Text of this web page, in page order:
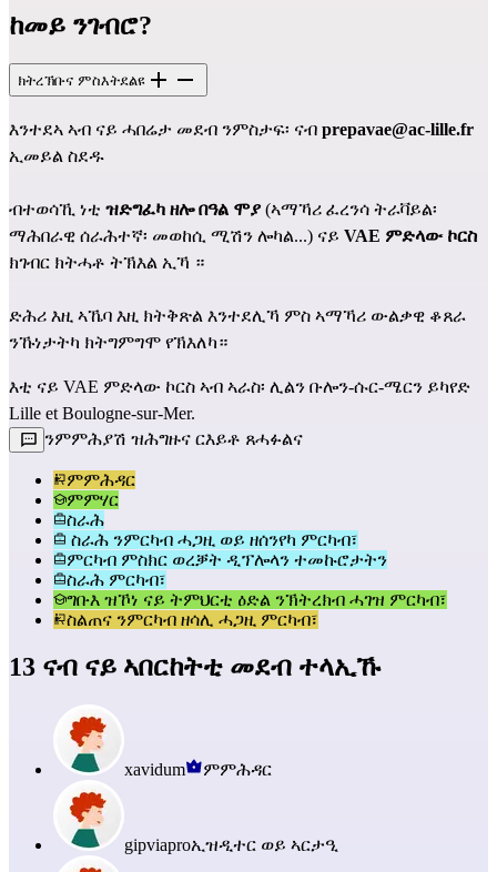
ከመይ ንገብሮ?
ክትረኽቡና ምስእትደልዩ
እንተደኣ ኣብ ናይ ሓበሬታ መደብ ንምስታፍ፡ ናብ prepavae@ac-lille.fr
ኢመይል ስደዱ
ብተወሳኺ ነቲ ዝድግፈካ ዘሎ በዓል ሞያ (ኣማኻሪ ፈረንሳ ትራቫይል፡
ማሕበራዊ ሰራሕተኛ፡ መወከሲ ሚሽን ሎካል...) ናይ VAE ምድላው ኮርስ
ክገብር ክትሓቶ ትኽእል ኢኻ ።
ድሕሪ እዚ ኣኼባ እዚ ክትቅጽል እንተደሊኻ ምስ ኣማኻሪ ውልቃዊ ቆጸራ
ንኹነታትካ ክትግምግሞ የኽእለካ።
እቲ ናይ VAE ምድላው ኮርስ ኣብ ኣራስ፡ ሊልን ቡሎን-ሱር-ሜርን ይካየድ
Lille et Boulogne‑sur‑Mer.
ንምምሕያሽ ዝሕግዙና ርእይቶ ጸሓፉልና
ምምሕዳር
ምምሃር
ስራሕ
ስራሕ ንምርካብ ሓጋዚ ወይ ዘሰንየካ ምርካብ፣
ምርካብ ምስክር ወረቓት ዲፕሎላን ተመኩሮታትን
ስራሕ ምርካብ፣
ግቡእ ዝኾነ ናይ ትምህርቲ ዕድል ንኽትረክብ ሓገዝ ምርካብ፣
ስልጠና ንምርካብ ዘሳሊ ሓጋዚ ምርካብ፣
13 ናብ ናይ ኣበርከትቲ መደብ ተላኢኹ
xavidum ምምሕዳር
gipviaproኢዝዲተር ወይ ኣርታዒ